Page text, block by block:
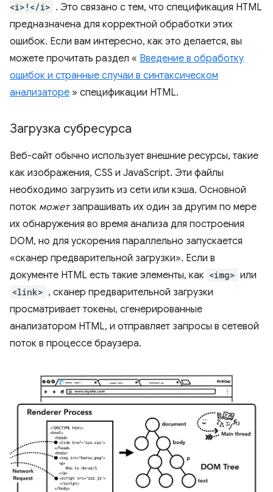
<i>!</i> . Это связано с тем, что спецификация HTML
предназначена для корректной обработки этих
ошибок. Если вам интересно, как это делается, вы
можете прочитать раздел « Введение в обработку
ошибок и странные случаи в синтаксическом
анализаторе » спецификации HTML.
Загрузка субресурса
Веб-сайт обычно использует внешние ресурсы, такие
как изображения, CSS и JavaScript. Эти файлы
необходимо загрузить из сети или кэша. Основной
поток можетзапрашивать их один за другим по мере
их обнаружения во время анализа для построения
DOM, но для ускорения параллельно запускается
«сканер предварительной загрузки». Если в
документе HTML есть такие элементы, как <img> или
<link> , сканер предварительной загрузки
просматривает токены, сгенерированные
анализатором HTML, и отправляет запросы в сетевой
поток в процессе браузера.